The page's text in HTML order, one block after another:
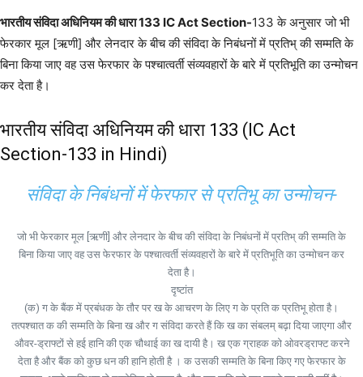
भारतीय संविदा अधिनियम की धारा 133 IC Act Section-133 के अनुसार जो भी
फेरकार मूल [ऋणी] और लेनदार के बीच की संविदा के निबंधनों में प्रतिभ् की सम्मति के
बिना किया जाए वह उस फेरफार के पश्चात्वर्ती संव्यवहारों के बारे में प्रतिभूति का उन्मोचन
कर देता है।
भारतीय संविदा अधिनियम की धारा 133 (IC Act
Section-133 in Hindi)
संविदा के निबंधनों में फेरफार से प्रतिभू का उन्मोचन-
जो भी फेरकार मूल [ऋणी] और लेनदार के बीच की संविदा के निबंधनों में प्रतिभ् की सम्मति के
बिना किया जाए वह उस फेरफार के पश्चात्वर्ती संव्यवहारों के बारे में प्रतिभूति का उन्मोचन कर
देता है।
दृष्टांत
(क) ग के बैंक में प्रबंधक के तौर पर ख के आचरण के लिए ग के प्रति क प्रतिभू होता है।
तत्पश्चात क की सम्मति के बिना ख और ग संविदा करते हैं कि ख का संबलम् बढ़ा दिया जाएगा और
औवर-ड्राफ्टों से हई हानि की एक चौथाई का ख दायी है। ख एक ग्राहक को ओवरड्राफ्ट करने
देता है और बैंक को कुछ धन की हानि होती है । क उसकी सम्मति के बिना किए गए फेरफार के